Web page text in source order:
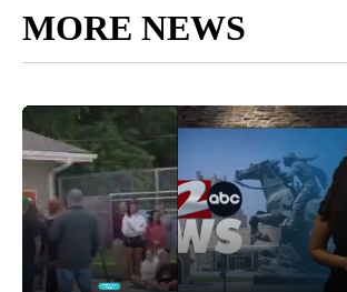
MORE NEWS